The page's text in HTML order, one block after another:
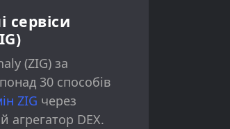
сервіси
(ZIG) за
30 способів
ZIG через
агрегатор DEX.